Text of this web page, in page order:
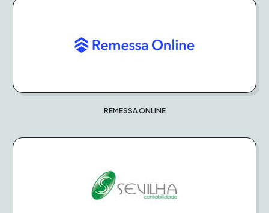
REMESSA ONLINE